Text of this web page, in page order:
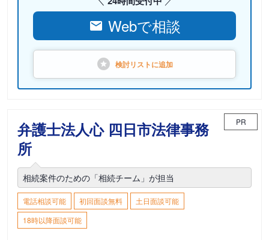
Webで相談
検討リストに追加
弁護士法人心 四日市法律事務
所
PR
相続案件のための「相続チーム」が担当
電話相談可能 初回面談無料
土日面談可能
18時以降面談可能